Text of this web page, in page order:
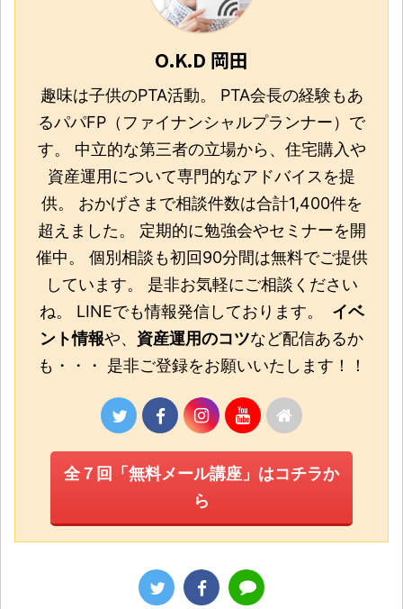
O.K.D 岡田
趣味は子供のPTA活動。 PTA会長の経験もあ
るパパFP（ファイナンシャルプランナー）で
す。 中立的な第三者の立場から、住宅購入や
資産運用について専門的なアドバイスを提
供。 おかげさまで相談件数は合計1,400件を
超えました。 定期的に勉強会やセミナーを開
催中。 個別相談も初回90分間は無料でご提供
しています。 是非お気軽にご相談ください
ね。 LINEでも情報発信しております。 イベ
ント情報や、 資産運用のコツなど配信あるか
も・・・ 是非ご登録をお願いいたします！！
全７回「無料メール講座」はコチラか
ら